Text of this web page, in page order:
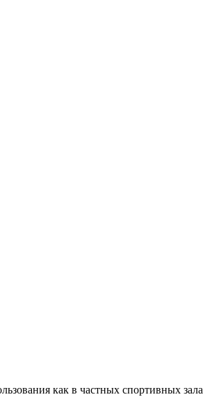
как в частных спортивных